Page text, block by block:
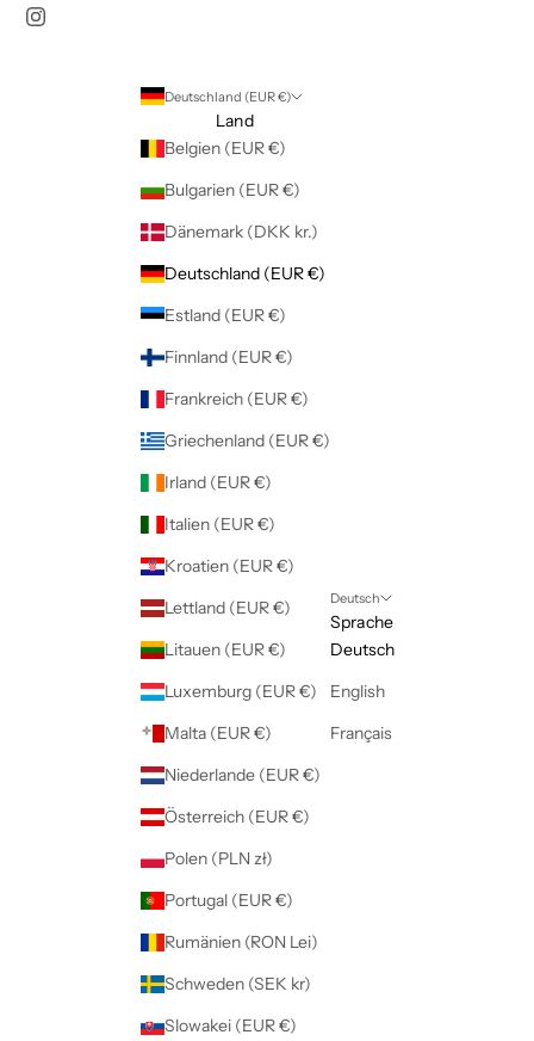
Deutschland (EUR €)
Land
Belgien (EUR €)
Bulgarien (EUR €)
Dänemark (DKK kr.)
Deutschland (EUR €)
Estland (EUR €)
Finnland (EUR €)
Frankreich (EUR €)
Griechenland (EUR €)
Irland (EUR €)
Italien (EUR €)
Kroatien (EUR €)
Lettland (EUR €)
Litauen (EUR €)
Luxemburg (EUR €)
Malta (EUR €)
Niederlande (EUR €)
Österreich (EUR €)
Polen (PLN zł)
Portugal (EUR €)
Rumänien (RON Lei)
Schweden (SEK kr)
Slowakei (EUR €)
Deutsch
Sprache
Deutsch
English
Français